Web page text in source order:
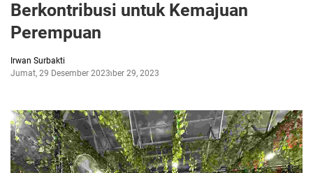
Berkontribusi untuk Kemajuan
Perempuan
Irwan Surbakti
Jumat, 29 Desember 2023Desember 29, 2023